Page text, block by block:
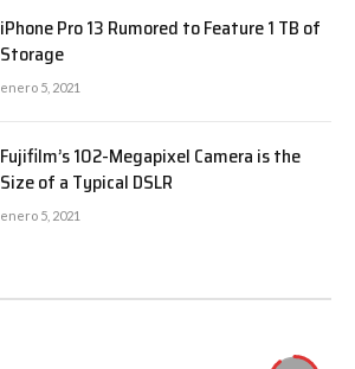
iPhone Pro 13 Rumored to Feature 1 TB of
Storage
enero 5, 2021
Fujifilm’s 102-Megapixel Camera is the
Size of a Typical DSLR
enero 5, 2021